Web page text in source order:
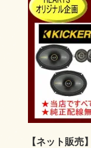
【ネット販売